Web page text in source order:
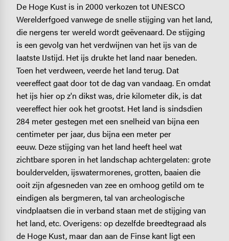
De Hoge Kust is in 2000 verkozen tot UNESCO
Werelderfgoed vanwege de snelle stijging van het land,
die nergens ter wereld wordt geëvenaard. De stijging
is een gevolg van het verdwijnen van het ijs van de
laatste IJstijd. Het ijs drukte het land naar beneden.
Toen het verdween, veerde het land terug. Dat
veereffect gaat door tot de dag van vandaag. En omdat
het ijs hier op z'n dikst was, drie kilometer dik, is dat
veereffect hier ook het grootst. Het land is sindsdien
284 meter gestegen met een snelheid van bijna een
centimeter per jaar, dus bijna een meter per
eeuw. Deze stijging van het land heeft heel wat
zichtbare sporen in het landschap achtergelaten: grote
bouldervelden, ijswatermorenes, grotten, baaien die
ooit zijn afgesneden van zee en omhoog getild om te
eindigen als bergmeren, tal van archeologische
vindplaatsen die in verband staan met de stijging van
het land, etc. Overigens: op dezelfde breedtegraad als
de Hoge Kust, maar dan aan de Finse kant ligt een